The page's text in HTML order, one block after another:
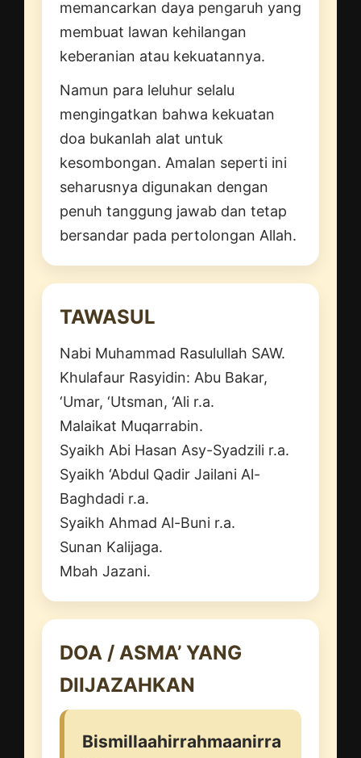
memancarkan daya pengaruh yang
membuat lawan kehilangan
keberanian atau kekuatannya.
Namun para leluhur selalu
mengingatkan bahwa kekuatan
doa bukanlah alat untuk
kesombongan. Amalan seperti ini
seharusnya digunakan dengan
penuh tanggung jawab dan tetap
bersandar pada pertolongan Allah.
TAWASUL
Nabi Muhammad Rasulullah SAW.
Khulafaur Rasyidin: Abu Bakar,
‘Umar, ‘Utsman, ‘Ali r.a.
Malaikat Muqarrabin.
Syaikh Abi Hasan Asy-Syadzili r.a.
Syaikh ‘Abdul Qadir Jailani Al-
Baghdadi r.a.
Syaikh Ahmad Al-Buni r.a.
Sunan Kalijaga.
Mbah Jazani.
DOA / ASMA’ YANG
DIIJAZAHKAN
Bismillaahirrahmaanirra